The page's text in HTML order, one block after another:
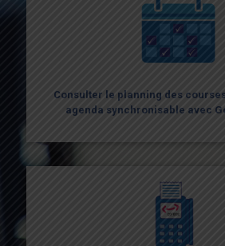
Recevoir une notification
sera mise sur
Consulter le planning des
agenda synchronisable avec